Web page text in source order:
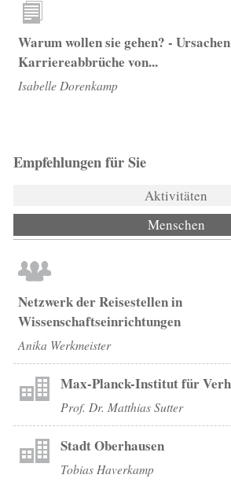
Warum wollen sie gehen? -
Karriereabbrüche von...
Isabelle Dorenkamp
Empfehlungen für Sie
Aktivitäten
Menschen
Netzwerk der Reisestellen in
Wissenschaftseinrichtungen
Anika Werkmeister
Max-Planck-Institut für
Prof. Dr. Matthias Sutter
Stadt Oberhausen
Tobias Haverkamp